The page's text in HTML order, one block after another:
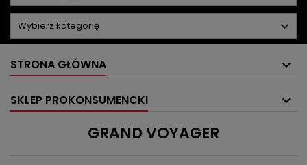
STRONA GŁÓWNA
SKLEP PROKONSUMENCKI
GRAND VOYAGER